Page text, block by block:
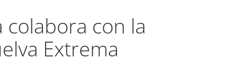
colabora con la
Extrema